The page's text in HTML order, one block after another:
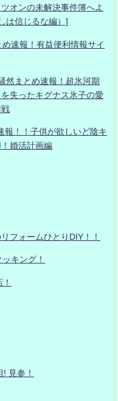
オンの未解決事件簿へよ
は信じるな編）]
速報！有益便利情報サイ
然まとめ速報！超氷河期
失ったキグナス氷子の愛
報！！子供が欲しいど陰キ
婚活計画編
フォームひとりDIY！！
キング！
見参！